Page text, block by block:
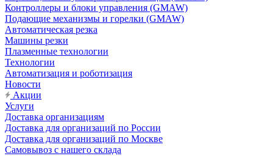
Контроллеры и блоки управления (GMAW)
Подающие механизмы и горелки (GMAW)
Автоматическая резка
Машины резки
Плазменные технологии
Технологии
Автоматизация и роботизация
Новости
Акции
Услуги
Доставка организациям
Доставка для организаций по России
Доставка для организаций по Москве
Самовывоз с нашего склада